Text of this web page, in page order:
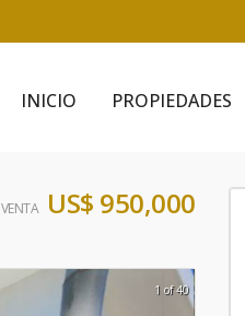
INICIO PROPIEDADES
VENTA US$ 950,000
1 of 40